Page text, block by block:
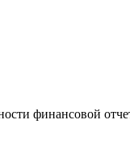
финансовой